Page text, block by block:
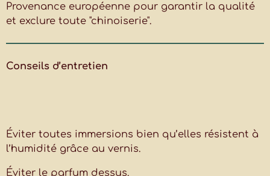
Provenance européenne pour garantir la qualité
et exclure toute "chinoiserie".
Conseils d’entretien
Éviter toutes immersions bien qu’elles résistent à
l’humidité grâce au vernis.
Éviter le parfum dessus.